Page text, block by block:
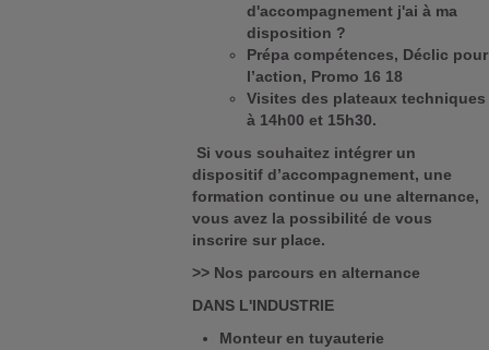
d'accompagnement j'ai à ma
disposition ?
Prépa compétences, Déclic pour
l’action, Promo 16 18
Visites des plateaux techniques
à 14h00 et 15h30.
Si vous souhaitez intégrer un
dispositif d’accompagnement, une
formation continue ou une alternance,
vous avez la possibilité de vous
inscrire sur place.
>> Nos parcours en alternance
DANS L'INDUSTRIE
Monteur en tuyauterie